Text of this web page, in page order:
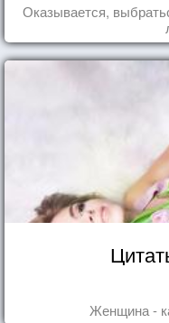
Оказывается,
Женщина -